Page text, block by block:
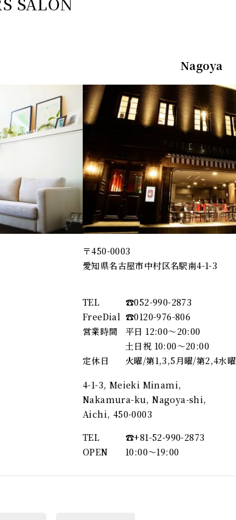
Nagoya
〒450-0003
愛知県名古屋市中村区名駅南4-1-3
TEL
☎︎052-990-2873
FreeDial ☎︎0120-976-806
営業時間
平日 12:00～20:00
土日祝 10:00～20:00
定休日
火曜/第1,3,5月曜/第2,4水曜
4-1-3, Meieki Minami,
Nakamura-ku, Nagoya-shi,
Aichi, 450-0003
TEL
☎︎+81-52-990-2873
OPEN
10:00〜19:00